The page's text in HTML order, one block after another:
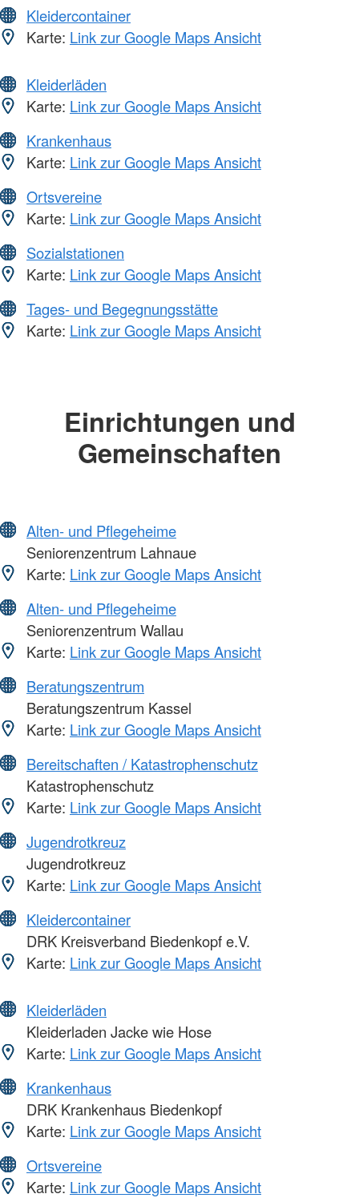
Kleidercontainer
Karte: Link zur Google Maps Ansicht
Kleiderläden
Karte: Link zur Google Maps Ansicht
Krankenhaus
Karte: Link zur Google Maps Ansicht
Ortsvereine
Karte: Link zur Google Maps Ansicht
Sozialstationen
Karte: Link zur Google Maps Ansicht
Tages- und Begegnungsstätte
Karte: Link zur Google Maps Ansicht
Einrichtungen und
Gemeinschaften
Alten- und Pflegeheime
Seniorenzentrum Lahnaue
Karte: Link zur Google Maps Ansicht
Alten- und Pflegeheime
Seniorenzentrum Wallau
Karte: Link zur Google Maps Ansicht
Beratungszentrum
Beratungszentrum Kassel
Karte: Link zur Google Maps Ansicht
Bereitschaften / Katastrophenschutz
Katastrophenschutz
Karte: Link zur Google Maps Ansicht
Jugendrotkreuz
Jugendrotkreuz
Karte: Link zur Google Maps Ansicht
Kleidercontainer
DRK Kreisverband Biedenkopf e.V.
Karte: Link zur Google Maps Ansicht
Kleiderläden
Kleiderladen Jacke wie Hose
Karte: Link zur Google Maps Ansicht
Krankenhaus
DRK Krankenhaus Biedenkopf
Karte: Link zur Google Maps Ansicht
Ortsvereine
Karte: Link zur Google Maps Ansicht